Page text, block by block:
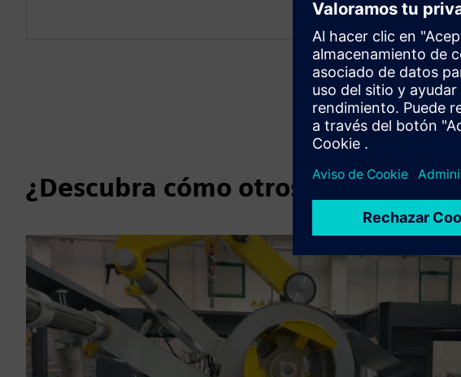
Están
capacidad
¿Descubra cómo otros utilizan el